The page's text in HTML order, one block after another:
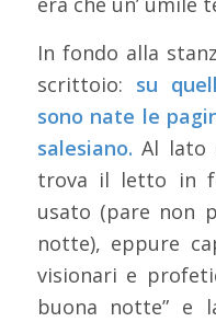
In fondo alla
scrittoio: su
sono nate le
salesiano. Al lato
trova il letto in
usato (pare non
notte), eppure
visionari e
buona notte” e